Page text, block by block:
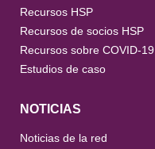
Recursos HSP
Recursos de socios HSP
Recursos sobre COVID-19
Estudios de caso
NOTICIAS
Noticias de la red